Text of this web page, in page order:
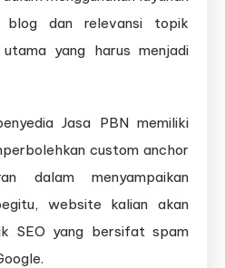
blog dan relevansi topik
yang harus menjadi
Jasa PBN memiliki
custom anchor
dalam menyampaikan
website kalian akan
SEO yang bersifat spam